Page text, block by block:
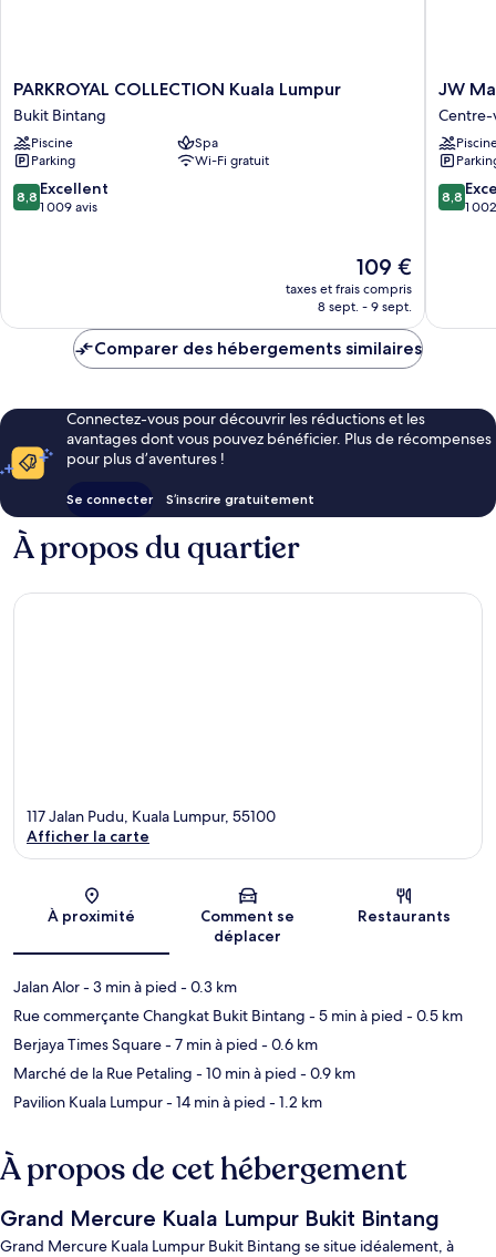
PARKROYAL
COLLECTION
Kuala
Lumpur
Bukit
Bintang
PARKROYAL COLLECTION Kuala Lumpur
Bukit Bintang
Piscine
Spa
Parking
Wi-Fi gratuit
8.8
sur
8,8 Excellent
1 009 avis
Le
nouveau
prix
de
109 €
taxes et frais compris
8 sept. - 9 sept.
JW
Marriott
Kuala
Lumpur
Centre-
ville
de
JW
Centre-
8.8
sur
8,8
1
Comparer des hébergements similaires
Connectez-vous pour découvrir les réductions et les
avantages dont vous pouvez bénéficier. Plus de récompenses
pour plus d’aventures !
Se connecter S’inscrire gratuitement
À propos du quartier
Carte
117 Jalan Pudu, Kuala Lumpur, 55100
Afficher la carte
À proximité
Comment se
déplacer
Restaurants
Jalan Alor- 3 min à pied - 0.3 km
Rue commerçante Changkat Bukit Bintang - 5 min à pied - 0.5 km
Berjaya Times Square- 7 min à pied - 0.6 km
Marché de la Rue Petaling - 10 min à pied - 0.9 km
Pavilion Kuala Lumpur- 14 min à pied - 1.2 km
À propos de cet hébergement
Grand Mercure Kuala Lumpur Bukit Bintang
Grand Mercure Kuala Lumpur Bukit Bintang se situe idéalement, à